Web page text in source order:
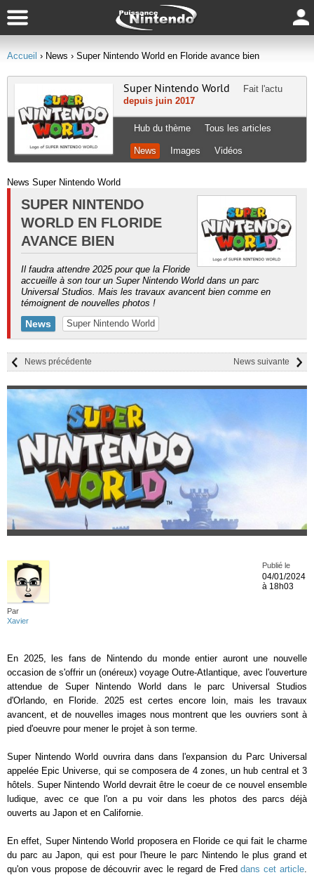
Accueil › News › Super Nintendo World en Floride avance bien
Super Nintendo World
Fait l'actu
depuis juin 2017
Hub du thème Tous les articles
News Images Vidéos
News Super Nintendo World
SUPER NINTENDO
WORLD EN FLORIDE
AVANCE BIEN
Il faudra attendre 2025 pour que la Floride
accueille à son tour un Super Nintendo World dans un parc
Universal Studios. Mais les travaux avancent bien comme en
témoignent de nouvelles photos !
News Super Nintendo World
News suivante
News précédente
Par
Xavier
Publié le
04/01/2024
à 18h03
En 2025, les fans de Nintendo du monde entier auront une nouvelle
occasion de s'offrir un (onéreux) voyage Outre-Atlantique, avec l'ouverture
attendue de Super Nintendo World dans le parc Universal Studios
d'Orlando, en Floride. 2025 est certes encore loin, mais les travaux
avancent, et de nouvelles images nous montrent que les ouvriers sont à
pied d'oeuvre pour mener le projet à son terme.
Super Nintendo World ouvrira dans dans l'expansion du Parc Universal
appelée Epic Universe, qui se composera de 4 zones, un hub central et 3
hôtels. Super Nintendo World devrait être le coeur de ce nouvel ensemble
ludique, avec ce que l'on a pu voir dans les photos des parcs déjà
ouverts au Japon et en Californie.
En effet, Super Nintendo World proposera en Floride ce qui fait le charme
du parc au Japon, qui est pour l'heure le parc Nintendo le plus grand et
qu'on vous propose de découvrir avec le regard de Freddans cet article.